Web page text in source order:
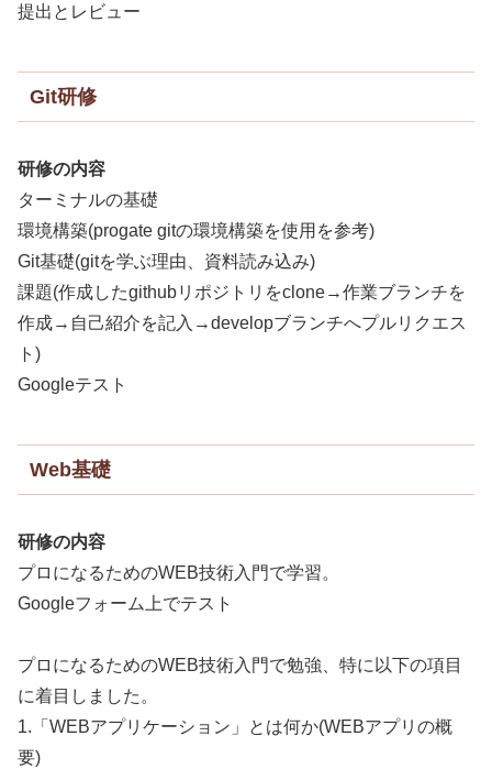
提出とレビュー
Git研修
研修の内容
ターミナルの基礎
環境構築(progate gitの環境構築を使用を参考)
Git基礎(gitを学ぶ理由、資料読み込み)
課題(作成したgithubリポジトリをclone→作業ブランチを
作成→自己紹介を記入→developブランチへプルリクエス
ト)
Googleテスト
Web基礎
研修の内容
プロになるためのWEB技術入門で学習。
Googleフォーム上でテスト
プロになるためのWEB技術入門で勉強、特に以下の項目
に着目しました。
1.「WEBアプリケーション」とは何か(WEBアプリの概
要)